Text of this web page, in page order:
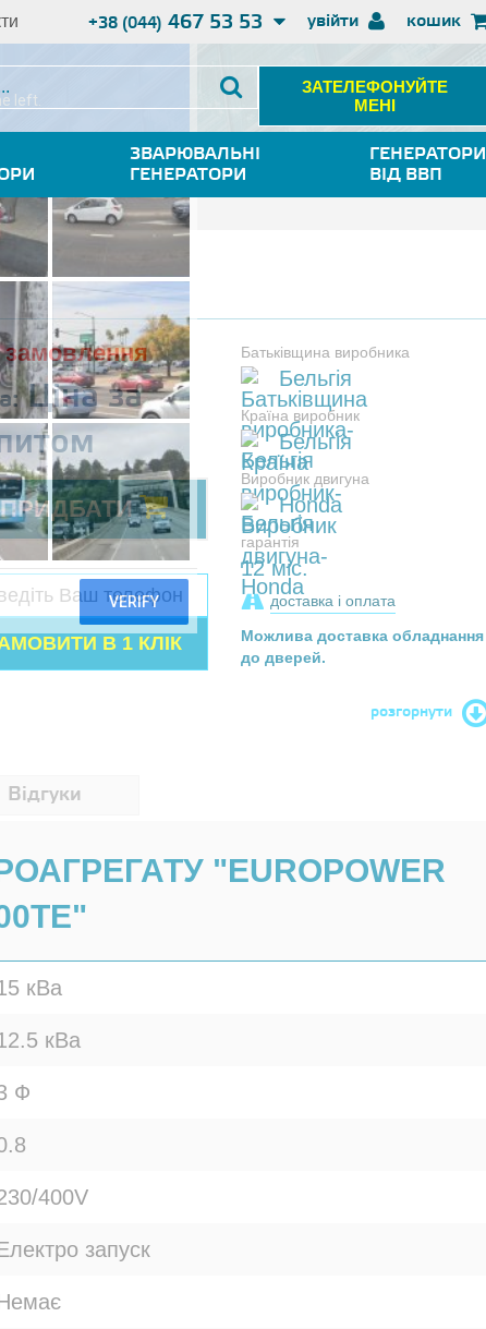
увійти
+38 (044) 467 53 53 кошик
ЗАТЕЛЕФОНУЙТЕ
МЕНІ
ЗВАРЮВАЛЬНІ
ГЕНЕРАТОРИ
ГЕНЕРАТОРИ
ВІД ВВП
замовлення
Ціна за
ПРИДБАТИ
Батьківщина виробника
Бельгія
Країна виробник
Бельгія
Виробник двигуна
Honda
гарантія
12 міс.
доставка і оплата
Можлива доставка обладнання
до дверей.
розгорнути
Відгуки
"EUROPOWER
кВа
кВа
Ф
400V
запуск